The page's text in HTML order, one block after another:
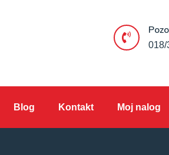
018/
Blog Kontakt Moj nalog